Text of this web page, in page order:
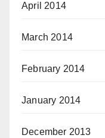
April 2014
March 2014
February 2014
January 2014
December 2013